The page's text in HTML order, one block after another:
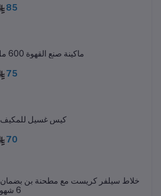
85
ماكينة صنع القهوة 600 مل
75
• كيس غسيل للمكيف
70
6 شهور